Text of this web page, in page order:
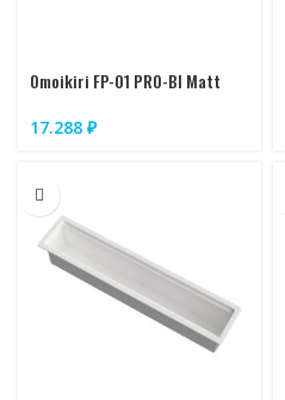
Omoikiri FP-01 PRO-Bl Matt
17.288 ₽